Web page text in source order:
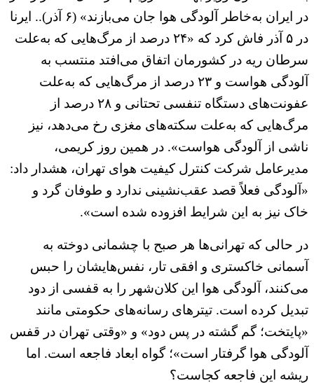
در ایران به‌خاطر آلودگی هوا جان می‌بازند» (۶ آذر).. ایرنا
در ۵ آذر فاش کرد که «۲۴ درصد از مرگ‌هایی که به‌علت
سرطان ریه در کشورمان اتفاق می‌افتد منتسب به
آلودگی هواست و ۲۳ درصد از مرگ‌هایی که به‌علت
عفونت‌های دستگاه تنفسی تحتانی و ۲۸ درصد از
مرگ‌هایی که به‌علت سکته‌های مغزی رخ می‌دهد، نیز
ناشی از آلودگی هواست». در همین روز کریمی،
مدیرعامل شرکت کنترل کیفیت هوای تهران، هشدار داد:
«آلودگی فعلاً قصد عقب‌نشینی ندارد و طوفان گرد و
خاک نیز به این شرایط افزوده شده است».
در حالی که تهرانی‌ها هر صبح با چشمانی دوخته به
آسمانی خاکستری و افقی تار، نفس‌هایشان را حبس
می‌کنند، آلودگی هوا این کلان‌شهر را به قفسی از دود
تبدیل کرده است. تیترهای رسانه‌های حکومتی مانند
«پایتخت؛ گم‌ گشته در پس دود» و «وقتی تهران در قفس
آلودگی هوا گرفتار است»؛ گواه ابعاد فاجعه است. اما
ریشه این فاجعه کجاست؟